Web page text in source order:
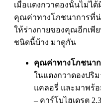
เมื่อแตงกวาดองนั้นไม่ไ
คุณค่าทางโภชนาการที่
ให้ร่างกายของคุณอีกเพี
ชนิดนี้บ้าง มาดูกัน
คุณค่าทางโภชนา
ในแตงกวาดองปริ
แคลอรี่ และมาพร้
– คาร์โบไฮเดรต